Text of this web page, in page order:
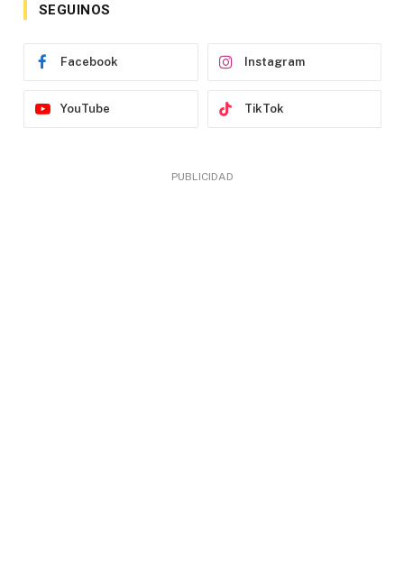
SEGUINOS
Facebook Instagram
YouTube TikTok
PUBLICIDAD